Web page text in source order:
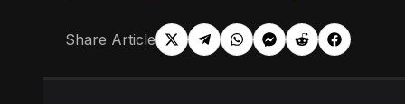
Share Article